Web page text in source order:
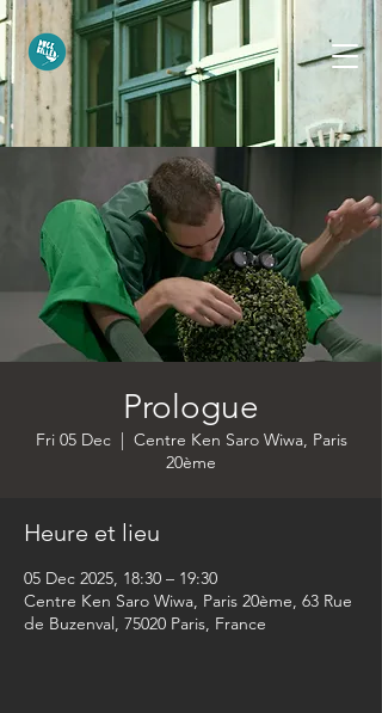
Prologue
Fri 05 Dec
  |
Centre Ken Saro Wiwa, Paris
20ème
Heure et lieu
05 Dec 2025, 18:30 – 19:30
Centre Ken Saro Wiwa, Paris 20ème, 63 Rue
de Buzenval, 75020 Paris, France